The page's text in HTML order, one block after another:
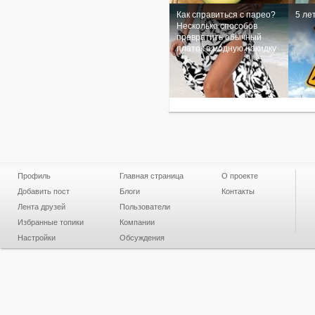
Как справиться с парео?
Несколько способов
превратить обычный
платок в модную накидку
5
Профиль
Добавить пост
Лента друзей
Избранные топики
Настройки
Главная страница
Блоги
Пользователи
Компании
Обсуждения
О проекте
Контакты